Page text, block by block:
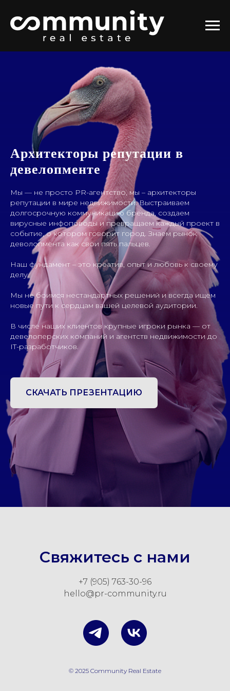
Архитекторы репутации в
девелопменте
Мы — не просто PR-агентство, мы – архитекторы
репутации в мире недвижимости. Выстраиваем
долгосрочную коммуникацию бренда, создаем
вирусные инфоповоды и превращаем каждый проект в
событие, о котором говорит город. Знаем рынок
деволопмента как свои пять пальцев.
Наш фундамент – это креатив, опыт и любовь к своему
делу.
Мы не боимся нестандартных решений и всегда ищем
новые пути к сердцам вашей целевой аудитории.
В числе наших клиентов крупные игроки рынка — от
девелоперских компаний и агентств недвижимости до
IT-разработчиков.
СКАЧАТЬ ПРЕЗЕНТАЦИЮ
Свяжитесь с нами
+7 (905) 763-30-96
hello@pr-community.ru
© 2025 Community Real Estate